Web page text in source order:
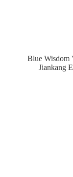
Blue Wisdom
Jiankang